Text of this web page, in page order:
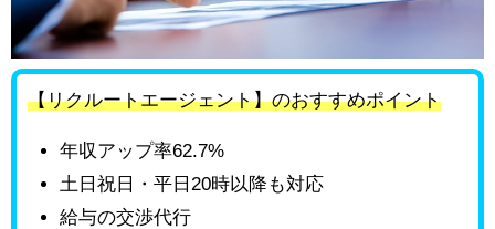
【リクルートエージェント】のおすすめポイント
年収アップ率62.7%
土日祝日・平日20時以降も対応
給与の交渉代行